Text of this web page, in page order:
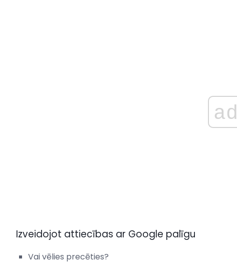
ad
Izveidojot attiecības ar Google palīgu
Vai vēlies precēties?